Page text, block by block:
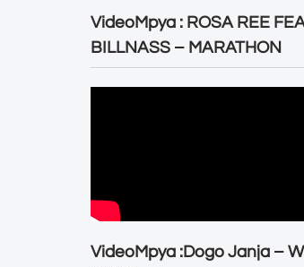
VideoMpya : ROSA REE
BILLNASS – MARATHON
VideoMpya :Dogo Janja –